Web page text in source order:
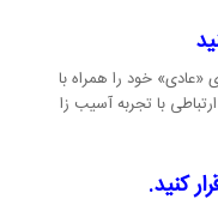
«عادی» خود را همراه با
با تجربه آسیب زا
کنید.